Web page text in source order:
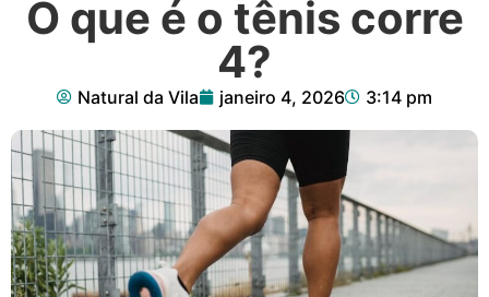
O que é o tênis corre
4?
Natural da Vila janeiro 4, 2026 3:14 pm